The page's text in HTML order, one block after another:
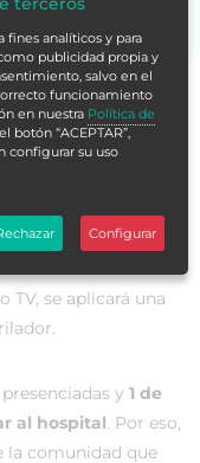
artificial con
ventilaciones.
TV, se aplicará una
y 1 de
al hospital. Por eso,
la comunidad que
fines analíticos y para
publicidad propia y
salvo en el
funcionamiento
en nuestra Política de
botón “ACEPTAR”,
configurar su uso
Configurar